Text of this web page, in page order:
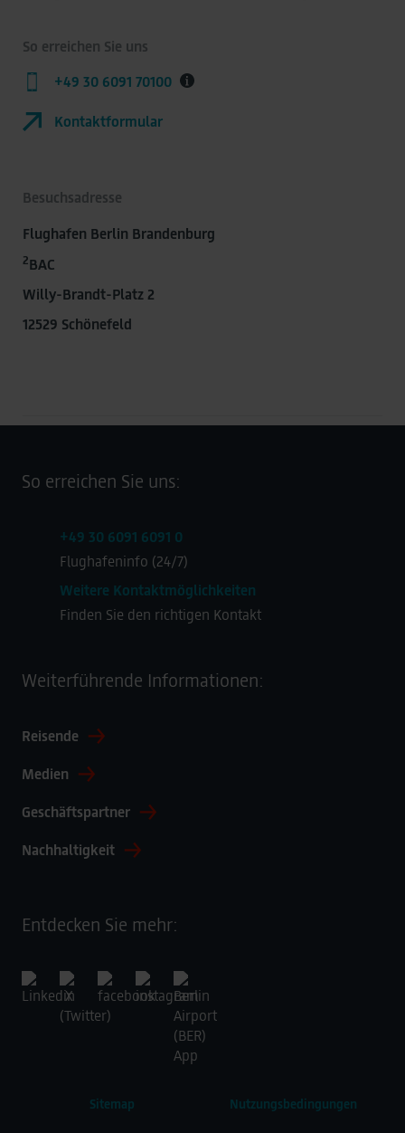
So erreichen Sie uns
+49 30 6091 70100
Kontaktformular
Besuchsadresse
Flughafen Berlin Brandenburg
2BAC
Willy-Brandt-Platz 2
12529 Schönefeld
So erreichen Sie uns:
+49 30 6091 6091 0
Flughafeninfo (24/7)
Weitere Kontaktmöglichkeiten
Finden Sie den richtigen Kontakt
Weiterführende Informationen:
Reisende
Medien
Geschäftspartner
Nachhaltigkeit
Entdecken Sie mehr:
Sitemap Nutzungsbedingungen